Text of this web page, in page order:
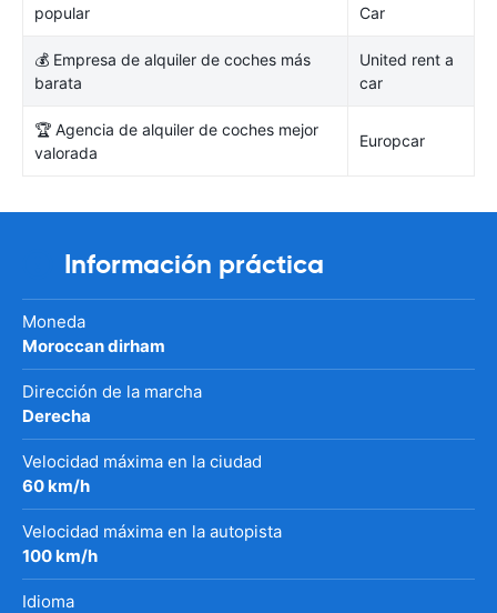
popular
Car
💰 Empresa de alquiler de coches más
barata
United rent a
car
🏆 Agencia de alquiler de coches mejor
valorada
Europcar
Información práctica
Moneda
Moroccan dirham
Dirección de la marcha
Derecha
Velocidad máxima en la ciudad
60 km/h
Velocidad máxima en la autopista
100 km/h
Idioma